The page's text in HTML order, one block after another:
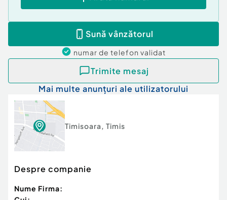
Sună vânzătorul
numar de telefon validat
Trimite mesaj
Mai multe anunțuri ale utilizatorului
Timisoara, Timis
Despre companie
Nume Firma: